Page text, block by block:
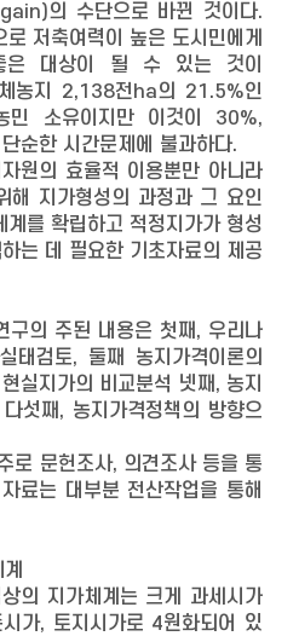
의 수단으로 바뀐 것이다.
저축여력이 높은 도시민에게
은 대상이 될 수 있는 것이
농지 2,138전ha의 21.5%인
민 소유이지만 이것이 30%,
순한 시간문제에 불과하다.
원의 효율적 이용뿐만 아니라
해 지가형성의 과정과 그 요인
계를 확립하고 적정지가가 형성
는 데 필요한 기초자료의 제공
구의 주된 내용은 첫째, 우리나
태검토, 둘째 농지가격이론의
실지가의 비교분석 넷째, 농지
섯째, 농지가격정책의 방향으
로 문헌조사, 의견조사 등을 통
료는 대부분 전산작업을 통해
의 지가체계는 크게 과세시가
가, 토지시가로 4원화되어 있